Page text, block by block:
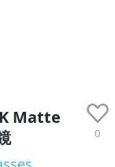
Matte
0